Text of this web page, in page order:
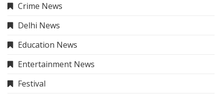
Crime News
Delhi News
Education News
Entertainment News
Festival